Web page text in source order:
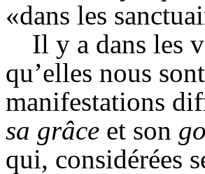
«dans les
Il y a dans les
qu’elles nous
manifestations
sa grâce et son
qui, considérées